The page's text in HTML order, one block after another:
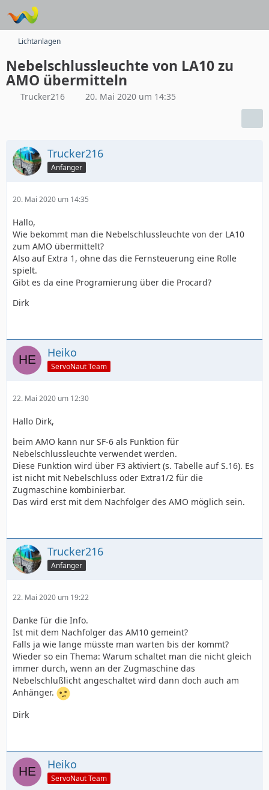
Lichtanlagen
Nebelschlussleuchte von LA10 zu
AMO übermitteln
Trucker216 20. Mai 2020 um 14:35
Trucker216
Anfänger
20. Mai 2020 um 14:35
Hallo,
Wie bekommt man die Nebelschlussleuchte von der LA10
zum AMO übermittelt?
Also auf Extra 1, ohne das die Fernsteuerung eine Rolle
spielt.
Gibt es da eine Programierung über die Procard?
Dirk
Heiko
ServoNaut Team
22. Mai 2020 um 12:30
Hallo Dirk,
beim AMO kann nur SF-6 als Funktion für
Nebelschlussleuchte verwendet werden.
Diese Funktion wird über F3 aktiviert (s. Tabelle auf S.16). Es
ist nicht mit Nebelschluss oder Extra1/2 für die
Zugmaschine kombinierbar.
Das wird erst mit dem Nachfolger des AMO möglich sein.
Trucker216
Anfänger
22. Mai 2020 um 19:22
Danke für die Info.
Ist mit dem Nachfolger das AM10 gemeint?
Falls ja wie lange müsste man warten bis der kommt?
Wieder so ein Thema: Warum schaltet man die nicht gleich
immer durch, wenn an der Zugmaschine das
Nebelschlußlicht angeschaltet wird dann doch auch am
Anhänger.
Dirk
Heiko
ServoNaut Team